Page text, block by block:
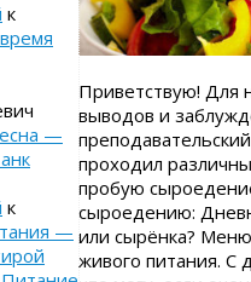
Приветствую! Для
выводов и
проходил
пробую
сыроедению:
или сырёнка?
живого питания. С
к
—
к
—